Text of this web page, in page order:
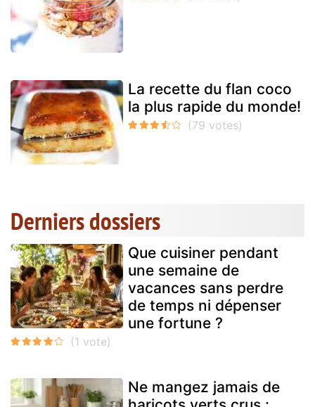
La recette du flan coco
la plus rapide du monde!
Derniers dossiers
Que cuisiner pendant
une semaine de
vacances sans perdre
de temps ni dépenser
une fortune ?
Ne mangez jamais de